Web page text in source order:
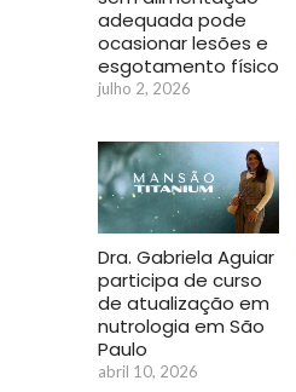
adequada pode
ocasionar lesões e
esgotamento físico
julho 2, 2026
Dra. Gabriela Aguiar
participa de curso
de atualização em
nutrologia em São
Paulo
abril 10, 2026